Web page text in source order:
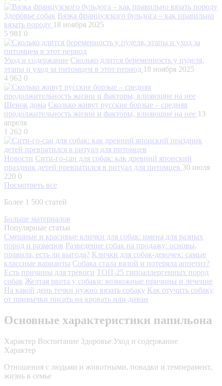
Здоровье собак Вязка французского бульдога – как правильно
вязать породу 18 ноября 2025
5 981 0
Уход и содержание Сколько длится беременность у пуделя,
этапы и уход за питомцем в этот период 18 ноября 2025
4 962 0
Щенок дома Сколько живут русские борзые – средняя
продолжительность жизни и факторы, влияющие на нее 13
апреля
1 262 0
Новости Сити-го-сан для собак: как древний японский
праздник детей превратился в ритуал для питомцев 30 июля
220 0
Посмотреть все
Более 1 500 статей
Больше материалов
Популярные статьи
Смешные и красивые клички для собак: имена для разных
пород и размеров Разведение собак на продажу: основы,
правила, есть ли выгода? Клички для собак-девочек: самые
классные варианты Собака стала вялой и потеряла аппетит?
Есть причины для тревоги ТОП-25 гипоаллергенных пород
собак Желтая рвота у собаки: возможные причины и лечение
На какой день течки нужно вязать собаку Как отучить собаку
от привычки писать на кровать или диван
Основные характеристики папильона
Характер Воспитание Здоровье Уход и содержание
Характер
Отношения с людьми и животными, повадки и темперамент,
жизнь в семье